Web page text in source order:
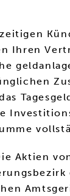
Ihren
Aktien